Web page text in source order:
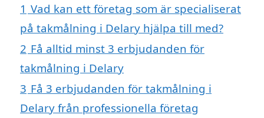
1 Vad kan ett företag som är specialiserat
på takmålning i Delary hjälpa till med?
2 Få alltid minst 3 erbjudanden för
takmålning i Delary
3 Få 3 erbjudanden för takmålning i
Delary från professionella företag